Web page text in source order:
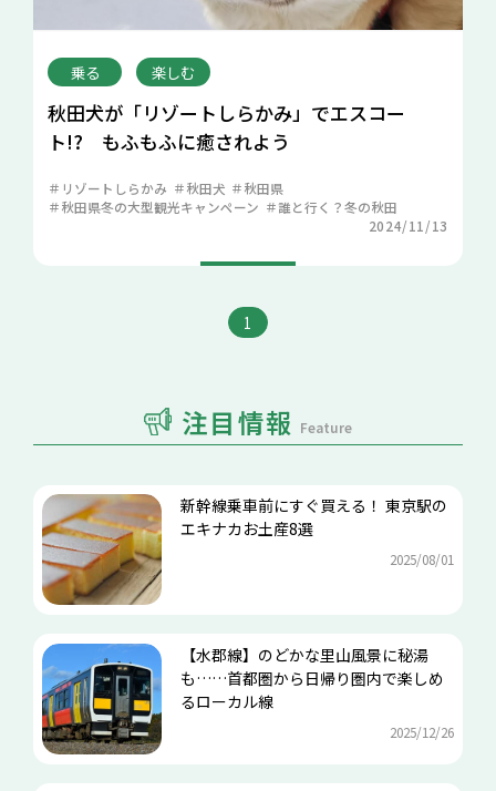
乗る 楽しむ
秋田犬が「リゾートしらかみ」でエスコー
ト!? もふもふに癒されよう
リゾートしらかみ 秋田犬
秋田県
秋田県冬の大型観光キャンペーン
誰と行く？冬の秋田
2024/11/13
1
注目情報 Feature
新幹線乗車前にすぐ買える！ 東京駅の
エキナカお土産8選
2025/08/01
【水郡線】のどかな里山風景に秘湯
も……首都圏から日帰り圏内で楽しめ
るローカル線
2025/12/26